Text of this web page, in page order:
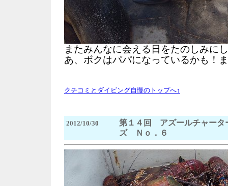
またみんなに会える日をたのしみに
あ、ボクはパパになっているかも！
クチコミとダイビング自慢のトップへ↑
2012/10/30
第１４回 アズールチャータ
ズ Ｎｏ．６